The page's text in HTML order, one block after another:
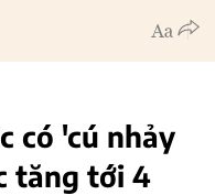
có 'cú nhảy
tăng tới 4